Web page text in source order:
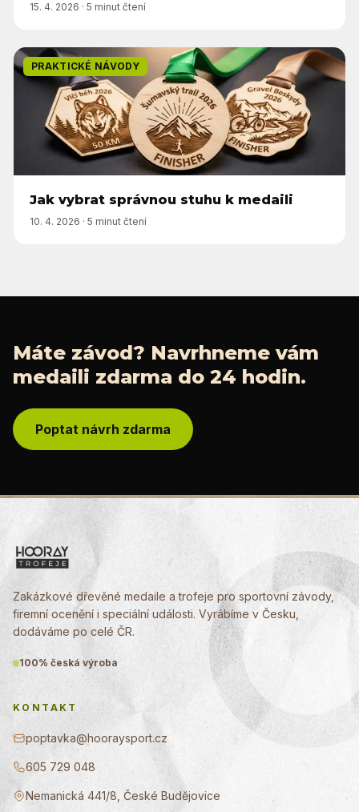
15. 4. 2026 · 5 minut čtení
PRAKTICKÉ NÁVODY
Jak vybrat správnou stuhu k medaili
10. 4. 2026 · 5 minut čtení
Máte závod? Navrhneme vám
medaili zdarma do 24 hodin.
Poptat návrh zdarma
Zakázkové dřevěné medaile a trofeje pro sportovní závody,
firemní ocenění i speciální události. Vyrábíme v Česku,
dodáváme po celé ČR.
100% česká výroba
KONTAKT
poptavka@hooraysport.cz
605 729 048
Nemanická 441/8, České Budějovice